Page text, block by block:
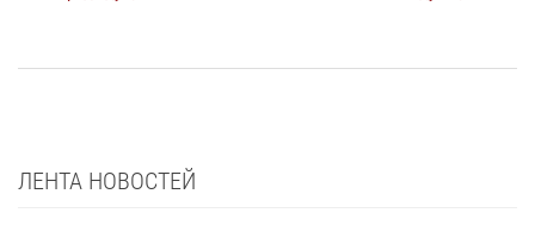
ЛЕНТА НОВОСТЕЙ